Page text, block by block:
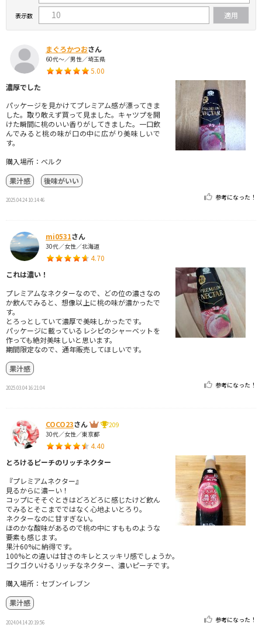
表示数
まぐろかつおさん
60代～／男性／埼玉県
5.00
濃厚でした
パッケージを見かけてプレミアム感が漂ってきま
した。取り敢えず買って見ました。キャツプを開
けた瞬間に桃のいい香りがしてきました。一口飲
んでみると桃の味が口の中に広がり美味しいで
す。
購入場所：ベルク
果汁感
後味がいい
2025.04.24 10:14:46 参考になった！
mi0531さん
30代／女性／北海道
4.70
これは濃い！
プレミアムなネクターなので、どの位の濃さなの
か飲んでみると、想像以上に桃の味が濃かったで
す。
とろっとしていて濃厚で美味しかったです。
パッケージに載っているレシピのシャーベットを
作っても絶対美味しいと思います。
期間限定なので、通年販売してほしいです。
果汁感
2025.03.04 16:21:04 参考になった！
COCO23さん
209
30代／女性／東京都
4.40
とろけるピーチのリッチネクター
『プレミアムネクター』
見るからに濃ーい！
コップにそそぐときはどろどろに感じたけど飲ん
でみるとそこまでではなく心地よいとろり。
ネクターなのに甘すぎない。
ほのかな酸味があるので桃の中にすもものような
要素も感じます。
果汁60%に納得です。
100%との違いは甘さのキレとスッキリ感でしょうか。
ゴクゴクいけるリッチなネクター、濃いピーチです。
購入場所：セブンイレブン
果汁感
2024.04.14 20:19:56 参考になった！